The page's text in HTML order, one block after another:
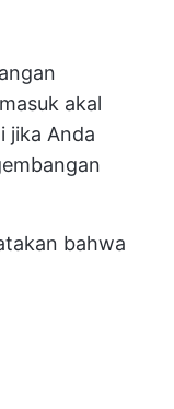
akal
jika Anda
bahwa